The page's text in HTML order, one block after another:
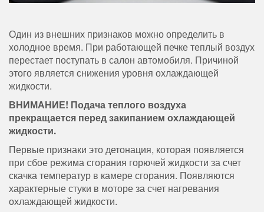
Один из внешних признаков можно определить в
холодное время. При работающей печке теплый воздух
перестает поступать в салон автомобиля. Причиной
этого является снижения уровня охлаждающей
жидкости.
ВНИМАНИЕ! Подача теплого воздуха
прекращается перед закипанием охлаждающей
жидкости.
Первые признаки это детонация, которая появляется
при сбое режима сгорания горючей жидкости за счет
скачка температур в камере сгорания. Появляются
характерные стуки в моторе за счет нагревания
охлаждающей жидкости.